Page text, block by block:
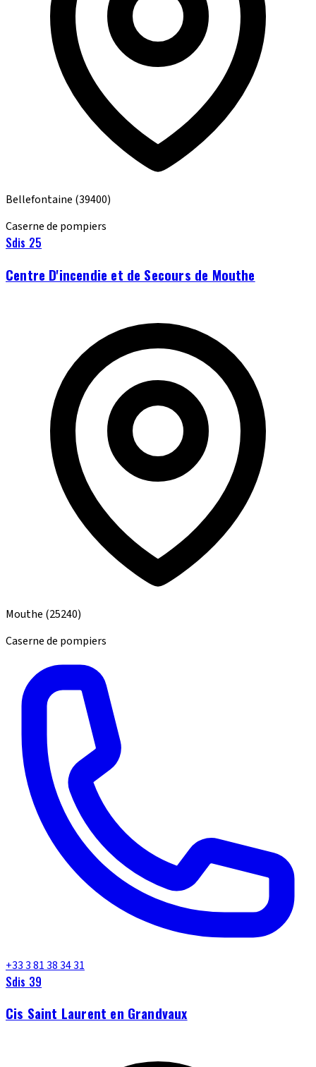
Bellefontaine (39400)
Caserne de pompiers
Sdis 25
Centre D'incendie et de Secours de Mouthe
Mouthe (25240)
Caserne de pompiers
+33 3 81 38 34 31
Sdis 39
Cis Saint Laurent en Grandvaux